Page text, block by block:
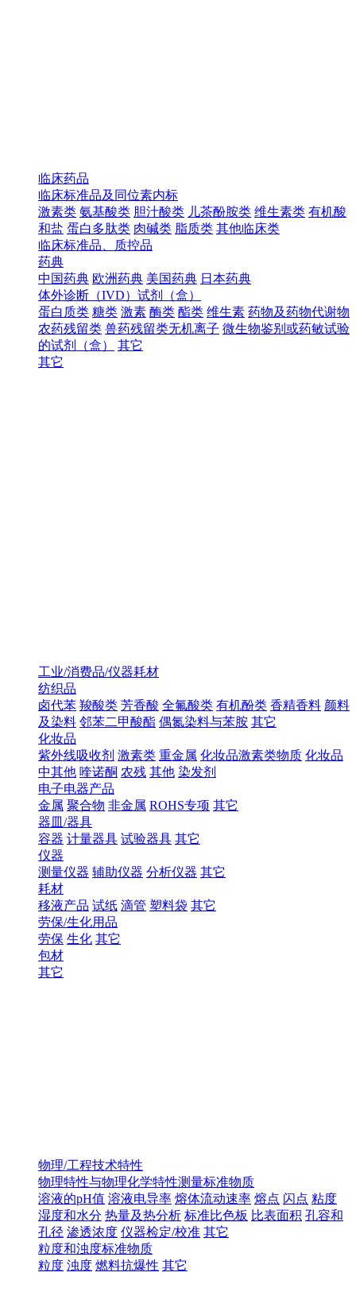
临床药品
临床标准品及同位素内标
激素类 氨基酸类 胆汁酸类 儿茶酚胺类 维生素类 有机酸
和盐 蛋白多肽类 肉碱类 脂质类 其他临床类
临床标准品、质控品
药典
中国药典 欧洲药典 美国药典 日本药典
体外诊断（IVD）试剂（盒）
蛋白质类 糖类 激素 酶类 酯类 维生素 药物及药物代谢物
农药残留类 兽药残留类无机离子 微生物鉴别或药敏试验
的试剂（盒）
其它
其它
工业/消费品/仪器耗材
纺织品
卤代苯 羧酸类 芳香酸 全氟酸类 有机酚类 香精香料 颜料
及染料 邻苯二甲酸酯 偶氮染料与苯胺 其它
化妆品
紫外线吸收剂 激素类 重金属 化妆品激素类物质 化妆品
中其他 喹诺酮 农残 其他 染发剂
电子电器产品
金属 聚合物 非金属 ROHS专项 其它
器皿/器具
容器 计量器具 试验器具 其它
仪器
测量仪器 辅助仪器 分析仪器 其它
耗材
移液产品 试纸 滴管 塑料袋 其它
劳保/生化用品
劳保 生化 其它
包材
其它
物理/工程技术特性
物理特性与物理化学特性测量标准物质
溶液的pH值 溶液电导率 熔体流动速率 熔点 闪点 粘度
湿度和水分 热量及热分析 标准比色板 比表面积 孔容和
孔径 渗透浓度 仪器检定/校准 其它
粒度和浊度标准物质
粒度 浊度 燃料抗爆性 其它